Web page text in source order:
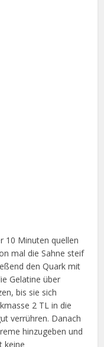
10 Minuten quellen
mal die Sahne steif
den Quark mit
Gelatine über
bis sie sich
2 TL in die
verrühren. Danach
hinzugeben und
keine